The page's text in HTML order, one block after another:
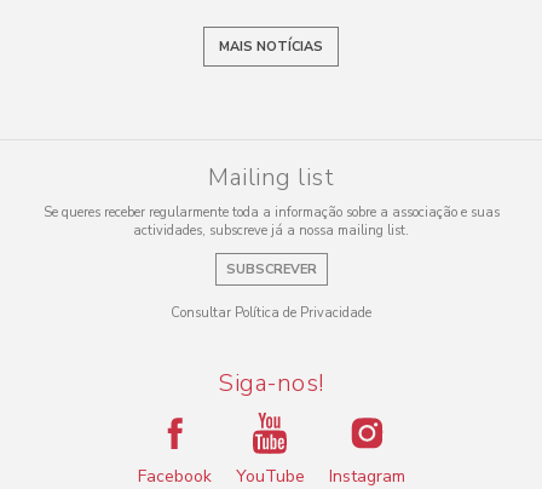
MAIS NOTÍCIAS
Mailing list
Se queres receber regularmente toda a informação sobre a associação e suas
actividades, subscreve já a nossa mailing list.
SUBSCREVER
Consultar Política de Privacidade
Siga-nos!
Facebook YouTube Instagram